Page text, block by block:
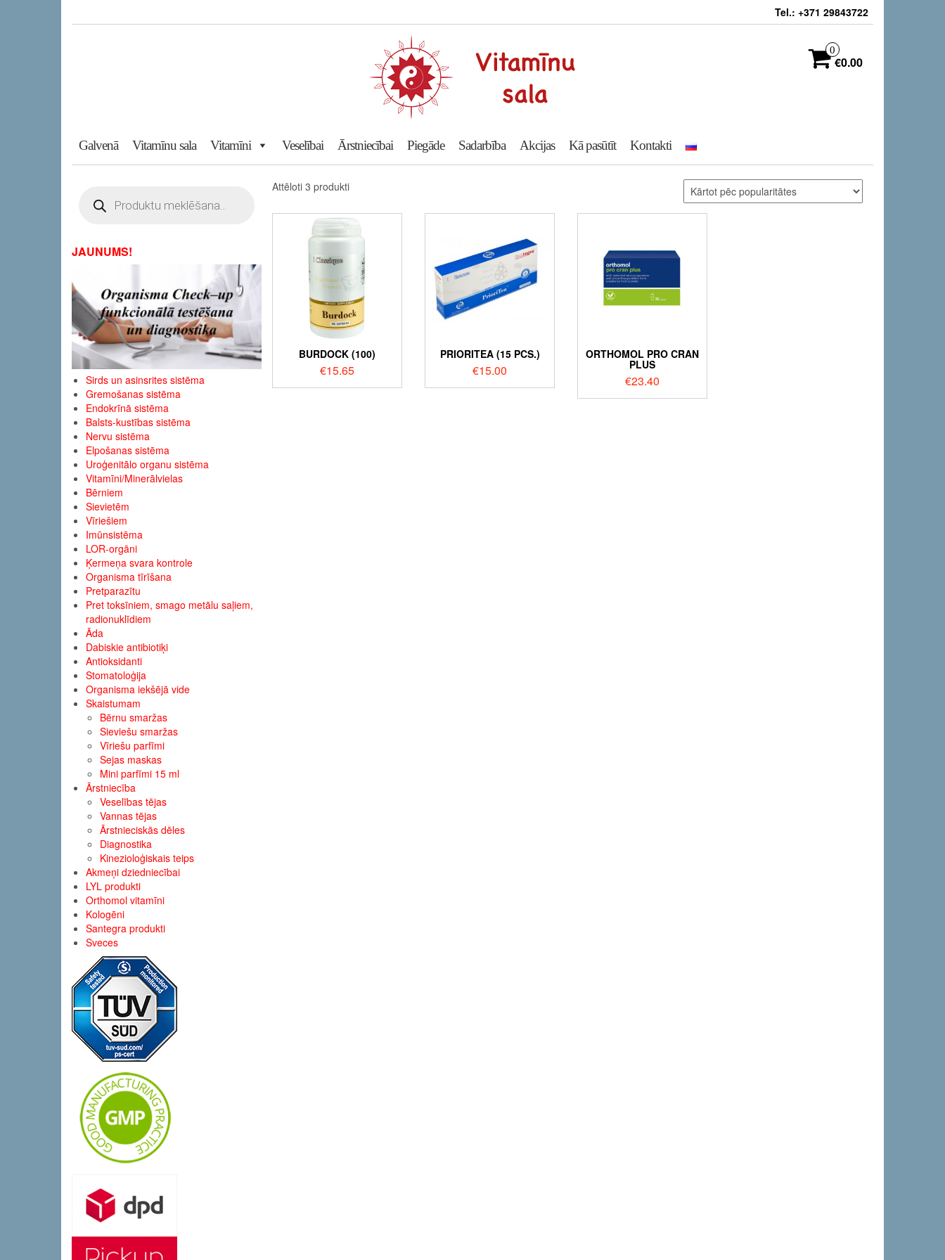
Tel.: +371 29843722
0
€0.00
Galvenā Vitamīnu sala Vitamīni Veselībai Ārstniecībai Piegāde Sadarbība Akcijas Kā pasūtīt Kontakti
search
JAUNUMS!
Sirds un asinsrites sistēma
Gremošanas sistēma
Endokrīnā sistēma
Balsts-kustības sistēma
Nervu sistēma
Elpošanas sistēma
Uroģenitālo organu sistēma
Vitamīni/Minerālvielas
Bērniem
Sievietēm
Vīriešiem
Imūnsistēma
LOR-orgāni
Ķermeņa svara kontrole
Organisma tīrīšana
Pretparazītu
Pret toksīniem, smago metālu saļiem,
radionuklīdiem
Āda
Dabiskie antibiotiķi
Antioksidanti
Stomatoloģija
Organisma iekšējā vide
Skaistumam
Bērnu smaržas
Sieviešu smaržas
Vīriešu parfīmi
Sejas maskas
Mini parfīmi 15 ml
Ārstniecība
Veselības tējas
Vannas tējas
Ārstnieciskās dēles
Diagnostika
Kinezioloģiskais teips
Akmeņi dziedniecībai
LYL produkti
Orthomol vitamīni
Kologēni
Santegra produkti
Sveces
Attēloti 3 produkti
BURDOCK (100)
€15.65
PRIORITEA (15 PCS.)
€15.00
ORTHOMOL PRO CRAN
PLUS
€23.40